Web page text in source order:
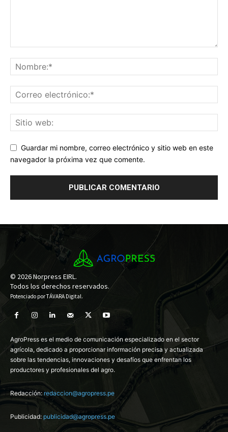
Guardar mi nombre, correo electrónico y sitio web en este
navegador la próxima vez que comente.
© 2026 Norpress EIRL.
Todos los derechos reservados.
Potenciado porTÁVARA Digital.
AgroPress es el medio de comunicación especializado en el sector
agrícola, dedicado a proporcionar información precisa y actualizada
sobre las tendencias, innovaciones y desafíos que enfrentan los
productores y profesionales del agro.
Redacción:redaccion@agropress.pe
Publicidad: publicidad@agropress.pe